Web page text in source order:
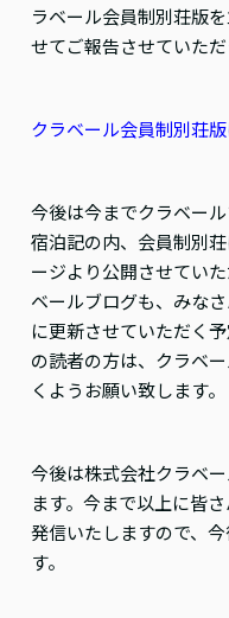
ラベール会員制別荘版
せてご報告させていただ
クラベール会員制別荘
今後は今までクラベー
宿泊記の内、会員制別
ージより公開させてい
ベールブログも、みな
に更新させていただく
の読者の方は、クラベ
くようお願い致します。
今後は株式会社クラベ
ます。今まで以上に皆
発信いたしますので、
す。